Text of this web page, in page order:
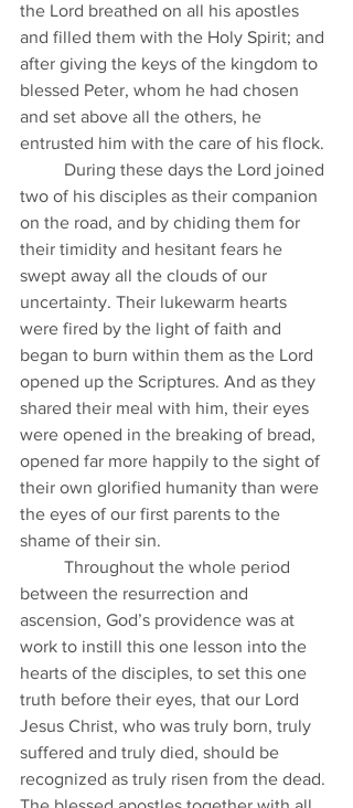
the Lord breathed on all his apostles
and filled them with the Holy Spirit; and
after giving the keys of the kingdom to
blessed Peter, whom he had chosen
and set above all the others, he
entrusted him with the care of his flock.
two of his disciples as their companion
on the road, and by chiding them for
their timidity and hesitant fears he
swept away all the clouds of our
uncertainty. Their lukewarm hearts
were fired by the light of faith and
began to burn within them as the Lord
opened up the Scriptures. And as they
shared their meal with him, their eyes
were opened in the breaking of bread,
opened far more happily to the sight of
their own glorified humanity than were
the eyes of our first parents to the
shame of their sin.
between the resurrection and
ascension, God’s providence was at
work to instill this one lesson into the
hearts of the disciples, to set this one
truth before their eyes, that our Lord
Jesus Christ, who was truly born, truly
suffered and truly died, should be
recognized as truly risen from the dead.